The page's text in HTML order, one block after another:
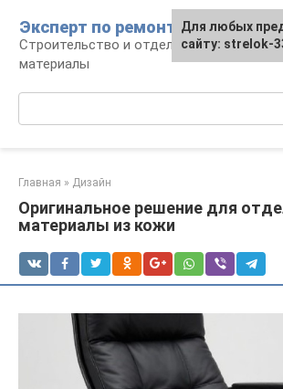
контенту
Эксперт по ремонту
Строительство и отделка: работы и
материалы
Главная » Дизайн
Оригинальное решение для
материалы из кожи
Для любых
сайту: strelok-
Для любых
сайту: strelok-